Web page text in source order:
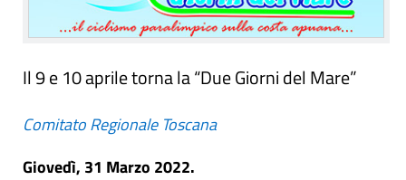
Il 9 e 10 aprile torna la “Due Giorni del Mare”
Comitato Regionale Toscana
Giovedì, 31 Marzo 2022.